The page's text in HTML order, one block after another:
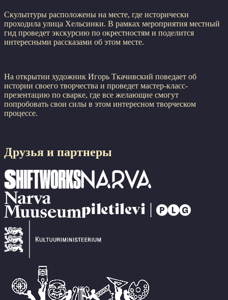
Скульптуры расположены на месте, где исторически
проходила улица Хельсинки. В рамках мероприятия местный
гид проведет экскурсию по окрестностям и поделится
интересными рассказами об этом месте.
На открытии художник Игорь Ткачивский поведает об
истории своего творчества и проведет мастер-класс-
презентацию по сварке, где все желающие смогут
попробовать свои силы в этом интересном творческом
процессе.
Друзья и партнеры